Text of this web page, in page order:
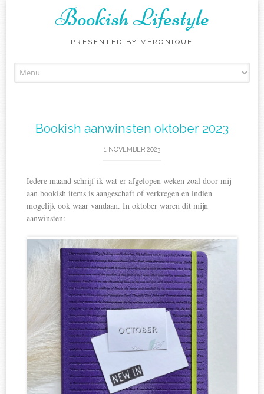
Bookish Lifestyle
PRESENTED BY VÉRONIQUE
to
Bookish aanwinsten oktober 2023
1 NOVEMBER 2023
Iedere maand schrijf ik wat er afgelopen weken zoal door mij
aan bookish items is aangeschaft of verkregen en indien
mogelijk ook waar vandaan. In oktober waren dit mijn
aanwinsten: